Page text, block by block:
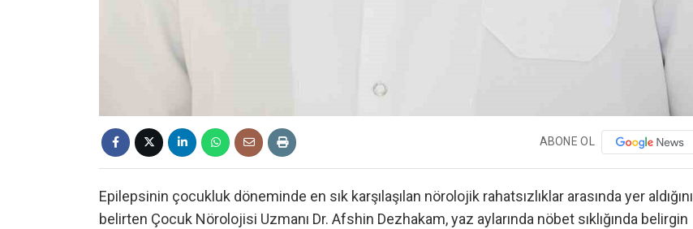
ABONE OL
Epilepsinin çocukluk döneminde en sık karşılaşılan nörolojik rahatsızlıklar arasında yer aldığını
belirten Çocuk Nörolojisi Uzmanı Dr. Afshin Dezhakam, yaz aylarında nöbet sıklığında belirgin